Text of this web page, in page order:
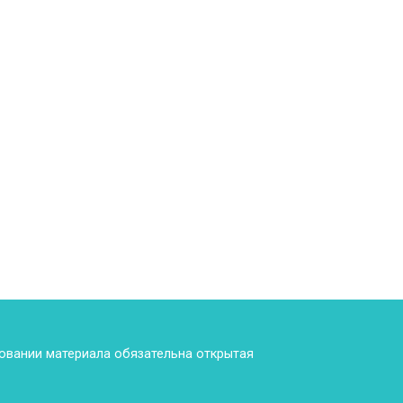
материала обязательна открытая